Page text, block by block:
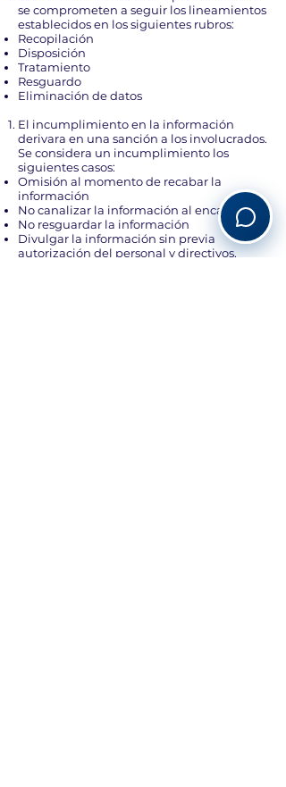
se comprometen a seguir los lineamientos
establecidos en los siguientes rubros:
Recopilación
Disposición
Tratamiento
Resguardo
Eliminación de datos
El incumplimiento en la información
derivara en una sanción a los involucrados.
Se considera un incumplimiento los
siguientes casos:
Omisión al momento de recabar la
información
No canalizar la información al encargado
No resguardar la información
Divulgar la información sin previa
autorización del personal y directivos.